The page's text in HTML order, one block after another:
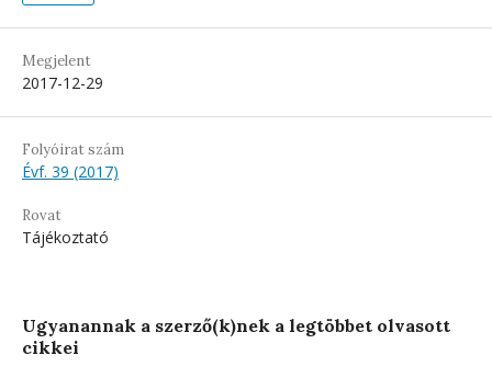
Megjelent
2017-12-29
Folyóirat szám
Évf. 39 (2017)
Rovat
Tájékoztató
Ugyanannak a szerző(k)nek a legtöbbet olvasott
cikkei